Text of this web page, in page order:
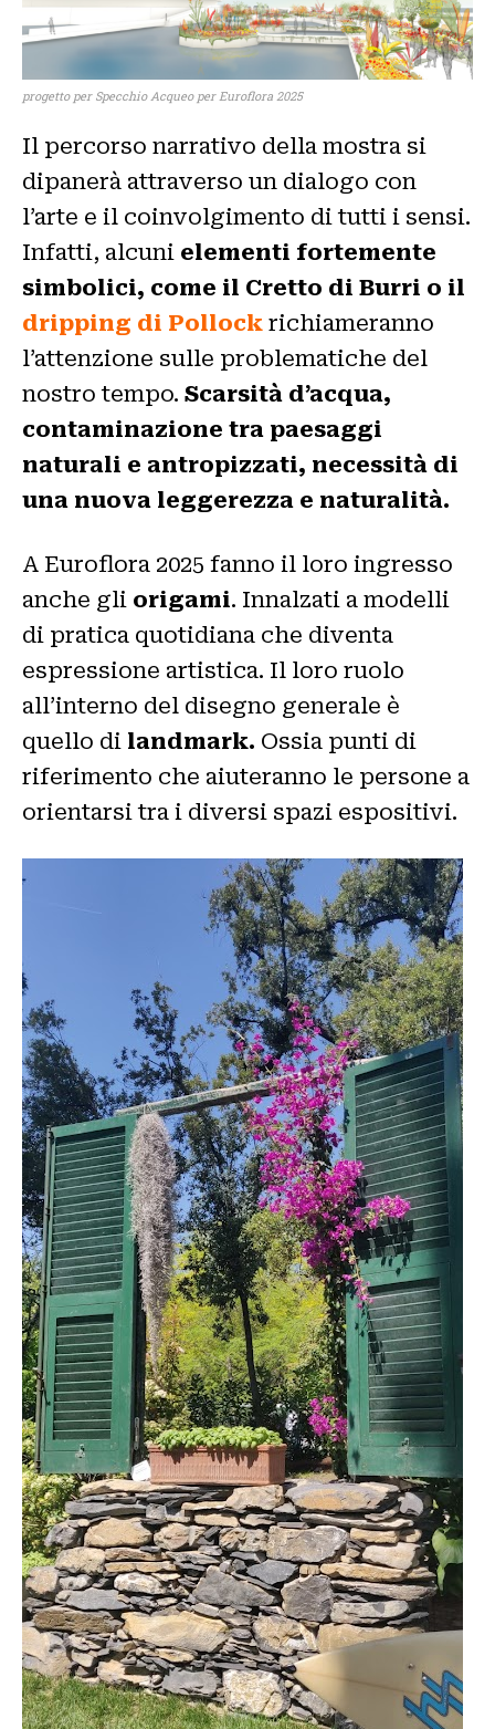
progetto per Specchio Acqueo per Euroflora 2025
Il percorso narrativo della mostra si
dipanerà attraverso un dialogo con
l’arte e il coinvolgimento di tutti i sensi.
Infatti, alcuni elementi fortemente
simbolici, come il Cretto di Burri o il
dripping di Pollock richiameranno
l’attenzione sulle problematiche del
nostro tempo. Scarsità d’acqua,
contaminazione tra paesaggi
naturali e antropizzati, necessità di
una nuova leggerezza e naturalità.
A Euroflora 2025 fanno il loro ingresso
anche gli origami. Innalzati a modelli
di pratica quotidiana che diventa
espressione artistica. Il loro ruolo
all’interno del disegno generale è
quello di landmark. Ossia punti di
riferimento che aiuteranno le persone a
orientarsi tra i diversi spazi espositivi.